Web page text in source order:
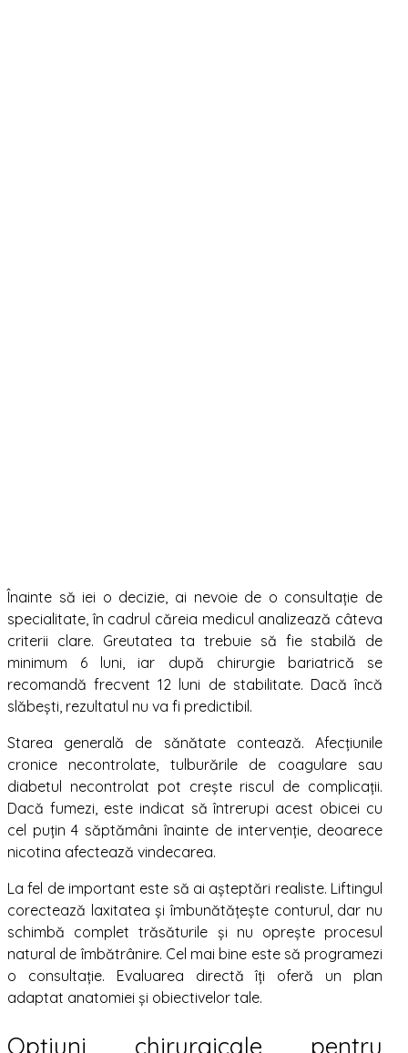
Înainte să iei o decizie, ai nevoie de o consultație de
specialitate, în cadrul căreia medicul analizează câteva
criterii clare. Greutatea ta trebuie să fie stabilă de
minimum 6 luni, iar după chirurgie bariatrică se
recomandă frecvent 12 luni de stabilitate. Dacă încă
slăbești, rezultatul nu va fi predictibil.
Starea generală de sănătate contează. Afecțiunile
cronice necontrolate, tulburările de coagulare sau
diabetul necontrolat pot crește riscul de complicații.
Dacă fumezi, este indicat să întrerupi acest obicei cu
cel puțin 4 săptămâni înainte de intervenție, deoarece
nicotina afectează vindecarea.
La fel de important este să ai așteptări realiste. Liftingul
corectează laxitatea și îmbunătățește conturul, dar nu
schimbă complet trăsăturile și nu oprește procesul
natural de îmbătrânire. Cel mai bine este să programezi
o consultație. Evaluarea directă îți oferă un plan
adaptat anatomiei și obiectivelor tale.
Opțiuni chirurgicale pentru